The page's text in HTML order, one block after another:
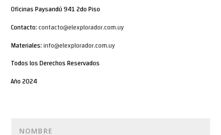
Oficinas Paysandú 941 2do Piso
Contacto:contacto@elexplorador.com.uy
Materiales:info@elexplorador.com.uy
Todos los Derechos Reservados
Año 2024